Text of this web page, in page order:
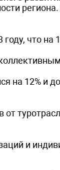
что на
на 12% и
и